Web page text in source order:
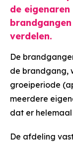
de
verdelen.
De
de brandgang,
groeiperiode
meerdere
dat er
De afdeling